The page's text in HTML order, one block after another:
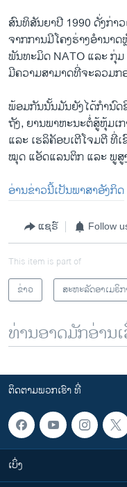
ສົນ​ທິ​ສັນ​ຍາ​ປີ 1990 ດັ່ງ​ກ່
ຈາ​ກ​ການ​ມີ​ໂຄງ​ຮ່າງ​ອຳ​ນາ
ພັນ​ທະ​ມິດ NATO ແລະ ກຸ່
ມີ​ຄວາມ​ສາ​ມາດ​ທີ່​ຈະ​ລວມກ
ພ້ອມ​ກັນ​ນັ້ນ​ມັນ​ຍັງ​ໄດ້​ກຳ​ນົດ​
ຖັງ, ຍານ​ພາ​ຫະ​ນະ​ຕໍ່​ສູ້​ຫຸ້ມ​
ແລະ ເຮ​ລິ​ຄັອບ​ເຕີ​ໂຈມ​ຕີ ທີ່​
ໝຸດ ແອັດ​ແລນ​ຕິກ ແລະ ພູ​ສູ
ອ່ານ​ຂ່າວນີ້​ເປັນ​ພາ​ສາ​ອັງ​ກິດ
ແຊຣ໌ Follow
This item is part of
ຂ່າວ
ສະຫະລັດອາເມຣິ
ທ່ານອາດມັກອ່ານ
ຕິດຕາມພວກເຮົາ ທີ່
ເບິ່ງ